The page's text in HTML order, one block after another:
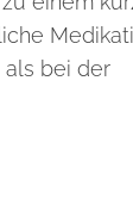
als bei der